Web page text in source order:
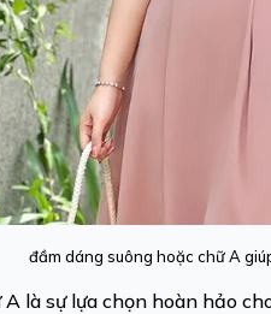
đầm dáng suông hoặc chữ A
là sự lựa chọn hoàn hảo